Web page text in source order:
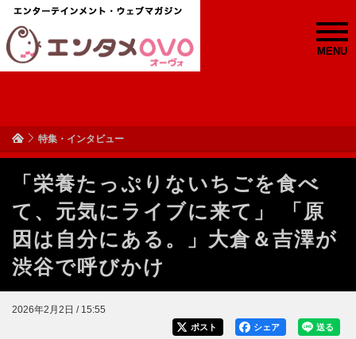
MENU
特集・インタビュー
「栄養たっぷりないちごを食べ
て、元気にライブに来て」 「原
因は自分にある。」大倉＆吉澤が
渋谷で呼びかけ
2026年2月2日 / 15:55
送る
シェア
ポスト